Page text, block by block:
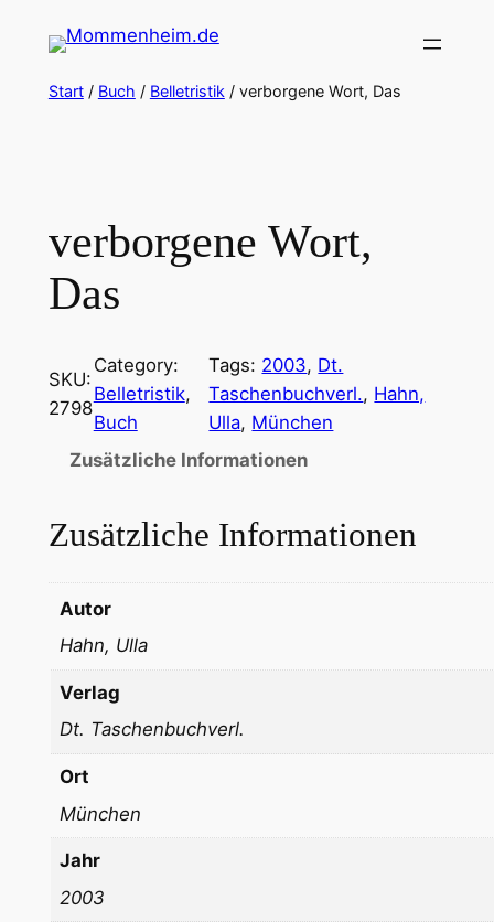
Inhalt
springen
Start/ Buch / Belletristik / verborgene Wort, Das
verborgene Wort,
Das
SKU:
2798
Category:
Belletristik
Buch
Tags: 2003, Dt.
Taschenbuchverl., Hahn,
Ulla, München
Zusätzliche Informationen
Zusätzliche Informationen
Autor
Hahn, Ulla
Verlag
Dt. Taschenbuchverl.
Ort
München
Jahr
2003